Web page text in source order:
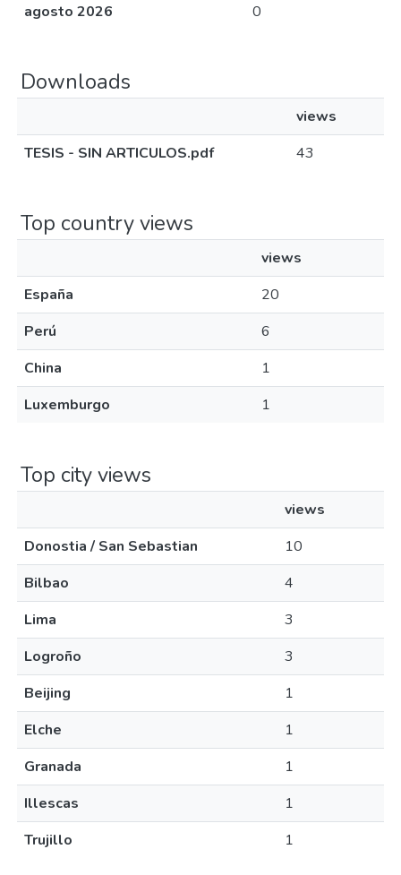
agosto 2026
0
Downloads
views
TESIS - SIN ARTICULOS.pdf
43
Top country views
views
España
20
Perú
6
China
1
Luxemburgo
1
Top city views
views
Donostia / San Sebastian
10
Bilbao
4
Lima
3
Logroño
3
Beijing
1
Elche
1
Granada
1
Illescas
1
Trujillo
1